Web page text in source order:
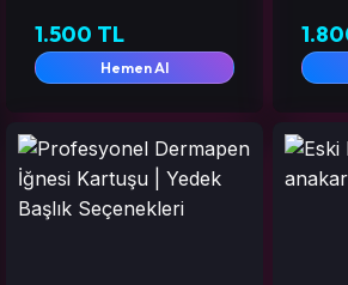
1.500 TL
Hemen Al